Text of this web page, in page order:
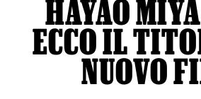
HAYAO
ECCO IL
NUOVO